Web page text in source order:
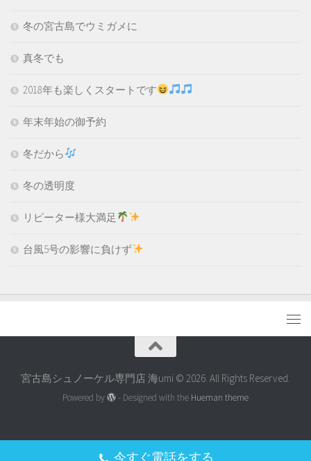
冬の宮古島でウミガメに
真冬でも
2018年も楽しくスタートです
年末年始の御予約
冬だから
冬の透明度
リピーター様大満足
台風5号の影響に負けず
宮古島シュノーケル専門店 海umi © 2026. All Rights Reserved.
Powered by - Designed with the Hueman theme
今すぐ電話をする